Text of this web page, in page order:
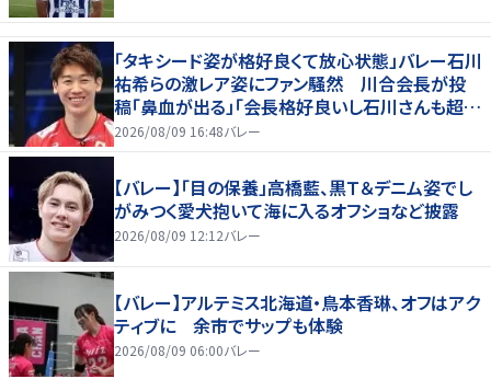
「タキシード姿が格好良くて放心状態」バレー石川
祐希らの激レア姿にファン騒然 川合会長が投
稿「鼻血が出る」「会長格好良いし石川さんも超格
好いい」
2026/08/09 16:48バレー
【バレー】「目の保養」高橋藍、黒Ｔ＆デニム姿でし
がみつく愛犬抱いて海に入るオフショなど披露
2026/08/09 12:12バレー
【バレー】アルテミス北海道・鳥本香琳、オフはアク
ティブに 余市でサップも体験
2026/08/09 06:00バレー